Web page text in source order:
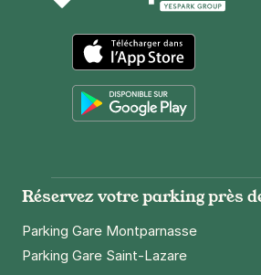
App Store
Réservez votre parking près
Parking Gare Montparnasse
Parking Gare Saint-Lazare